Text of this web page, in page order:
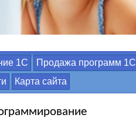
1С Продажа программ 1С
Карта сайта